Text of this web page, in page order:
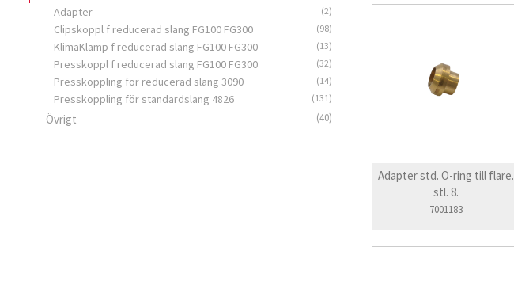
Adapter (2)
Clipskoppl f reducerad slang FG100 FG300 (98)
KlimaKlamp f reducerad slang FG100 FG300 (13)
Presskoppl f reducerad slang FG100 FG300 (32)
Presskoppling för reducerad slang 3090 (14)
Presskoppling för standardslang 4826 (131)
Övrigt (40)
Adapter std. O-ring till flare.
stl. 8.
7001183